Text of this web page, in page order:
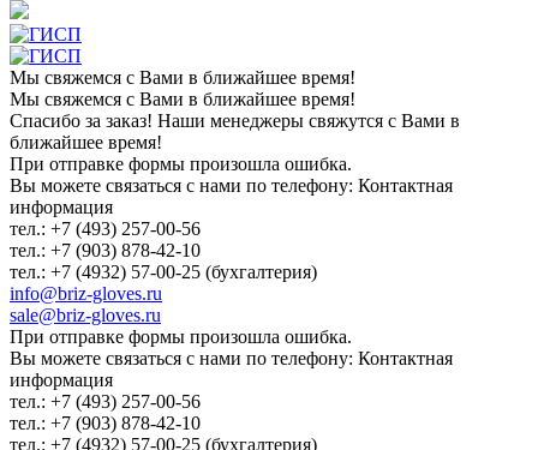
Мы свяжемся с Вами в ближайшее время!
Мы свяжемся с Вами в ближайшее время!
Спасибо за заказ! Наши менеджеры свяжутся с Вами в
ближайшее время!
При отправке формы произошла ошибка.
Вы можете связаться с нами по телефону: Контактная
информация
тел.: +7 (493) 257-00-56
тел.: +7 (903) 878-42-10
тел.: +7 (4932) 57-00-25 (бухгалтерия)
info@briz-gloves.ru
sale@briz-gloves.ru
При отправке формы произошла ошибка.
Вы можете связаться с нами по телефону: Контактная
информация
тел.: +7 (493) 257-00-56
тел.: +7 (903) 878-42-10
тел.: +7 (4932) 57-00-25 (бухгалтерия)